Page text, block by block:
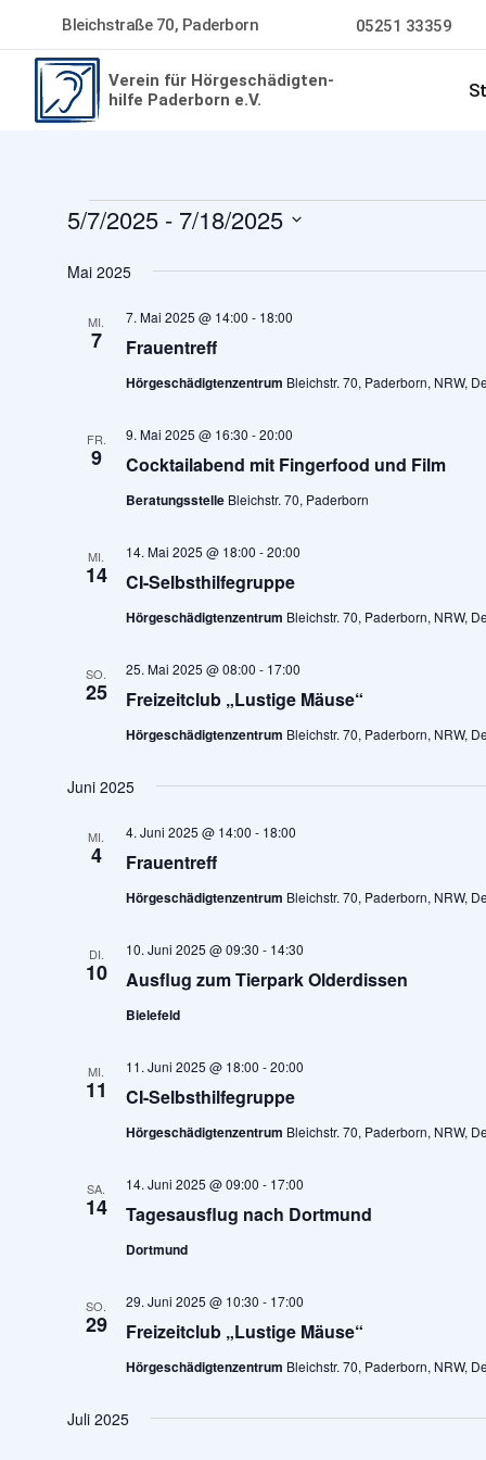
Bleichstraße 70, Paderborn 05251 33359
Verein für Hörgeschädigten-
hilfe Paderborn e.V.
Veranstaltungen
5/7/2025 - 7/18/2025
wählen.
Mai 2025
MI.
7 Frauentreff
7. Mai 2025 @ 14:00 - 18:00
Hörgeschädigtenzentrum Bleichstr. 70, Paderborn, NRW,
FR.
9 Cocktailabend mit Fingerfood und Film
9. Mai 2025 @ 16:30 -20:00
Beratungsstelle Bleichstr. 70, Paderborn
MI.
14 CI-Selbsthilfegruppe
14. Mai 2025 @ 18:00 -20:00
Hörgeschädigtenzentrum Bleichstr. 70, Paderborn, NRW,
SO.
25 Freizeitclub „Lustige Mäuse“
25. Mai 2025 @ 08:00 - 17:00
Hörgeschädigtenzentrum Bleichstr. 70, Paderborn, NRW,
Juni 2025
MI.
4 Frauentreff
4. Juni 2025 @ 14:00 - 18:00
Hörgeschädigtenzentrum Bleichstr. 70, Paderborn, NRW,
DI.
10 Ausflug zum Tierpark Olderdissen
10. Juni 2025 @ 09:30 - 14:30
Bielefeld
MI.
11 CI-Selbsthilfegruppe
11. Juni 2025 @ 18:00 -20:00
Hörgeschädigtenzentrum Bleichstr. 70, Paderborn, NRW,
SA.
14 Tagesausflug nach Dortmund
14. Juni 2025 @ 09:00 - 17:00
Dortmund
SO.
29 Freizeitclub „Lustige Mäuse“
29. Juni 2025 @ 10:30 - 17:00
Hörgeschädigtenzentrum Bleichstr. 70, Paderborn, NRW,
Juli 2025